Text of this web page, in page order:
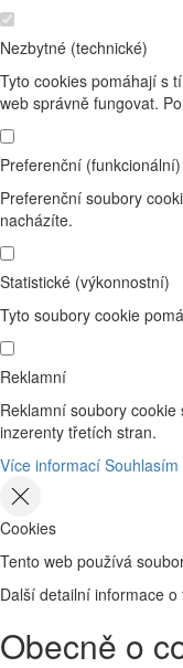
Nezbytné (technické)
Tyto cookies pomáhají s
web správně fungovat.
Preferenční (funkcionální)
Preferenční soubory
nacházíte.
Statistické (výkonnostní)
Tyto soubory cookie
Reklamní
Reklamní soubory
inzerenty třetích stran.
Více informací Souhlasím
Cookies
Tento web používá
Další detailní informace
Obecně o